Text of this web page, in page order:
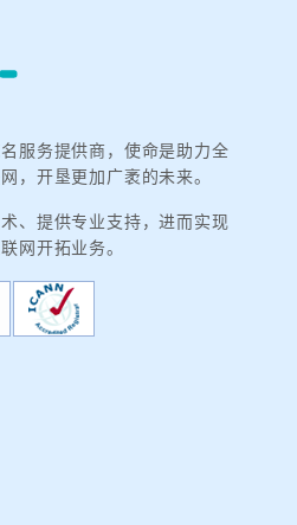
服务提供商，使命是助力全
，开垦更加广袤的未来。
、提供专业支持，进而实现
网开拓业务。